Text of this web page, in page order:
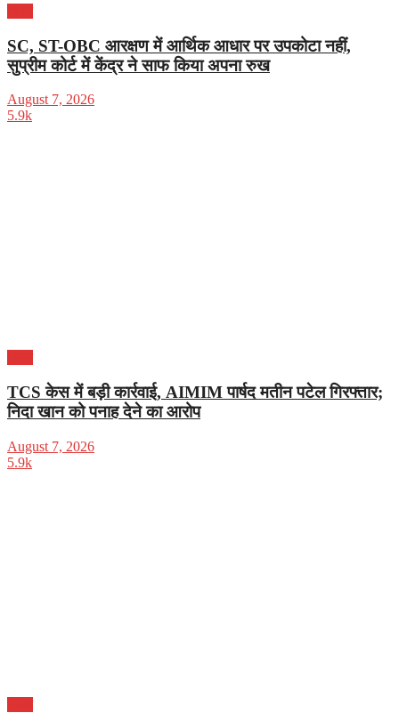
SC, ST-OBC आरक्षण में आर्थिक आधार पर उपकोटा नहीं,
सुप्रीम कोर्ट में केंद्र ने साफ किया अपना रुख
August 7, 2026
5.9k
TCS केस में बड़ी कार्रवाई, AIMIM पार्षद मतीन पटेल गिरफ्तार;
निदा खान को पनाह देने का आरोप
August 7, 2026
5.9k